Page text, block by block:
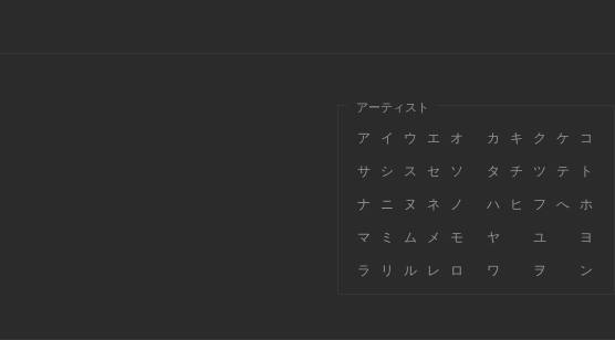
アーティスト
ア イ ウ エ オ カ キ ク ケ コ
サ シ ス セ ソ タ チ ツ テ ト
ナ ニ ヌ ネ ノ ハ ヒ フ へ ホ
マ ミ ム メ モ ヤ ユ ヨ
ラ リ ル レ ロ ワ ヲ ン